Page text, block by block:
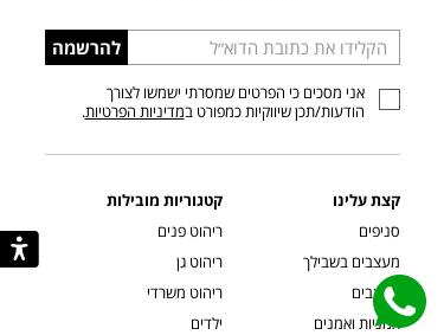
הכניסו
כתובת
דוא”ל
להרשמה
אני מסכים כי הפרטים שמסרתי ישמשו לצורך
הודעות/תכן שיווקיות כמפורט במדיניות הפרטיות.
קצת עלינו
סניפים
מעצבים בשבילך
מעצבים
אמניות ואמנים
קטגוריות מובילות
ריהוט פנים
ריהוט גן
ריהוט משרדי
ילדים